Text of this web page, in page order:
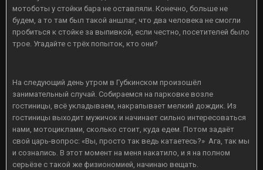
мотоботы у стойки бара не оставляли. Конечно, больше не
будем, а то там был такой аншлаг, что два человека не смогли
пробиться к стойке за выпивкой, если честно, посетителей было
трое. Угадайте с трёх попыток, кто они?
На следующий день утром в Губкинском произошёл
занимательный случай. Собираемся на парковке возле
гостиницы, всё укладываем, накрапывает мелкий дождик. Из
гостиницы выходит мужичок и начинает сильно интересоваться
нами, мотоциклами, сколько стоит, куда едем. Потом задаёт
свой царь-вопрос: «Вы, просто так ведь катаетесь?» Ага, так мы
и сознались. В этот момент на меня накатило, и я на полном
серьёзе с такой же физиономией, начинаю вещать.